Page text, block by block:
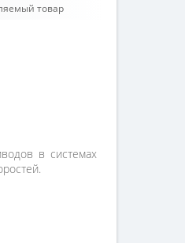
товар
в системах